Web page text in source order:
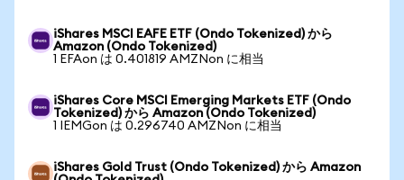
iShares MSCI EAFE ETF (Ondo Tokenized) から
Amazon (Ondo Tokenized)
1 EFAon は 0.401819 AMZNon に相当
iShares Core MSCI Emerging Markets ETF (Ondo
Tokenized) から Amazon (Ondo Tokenized)
1 IEMGon は 0.296740 AMZNon に相当
iShares Gold Trust (Ondo Tokenized) から Amazon